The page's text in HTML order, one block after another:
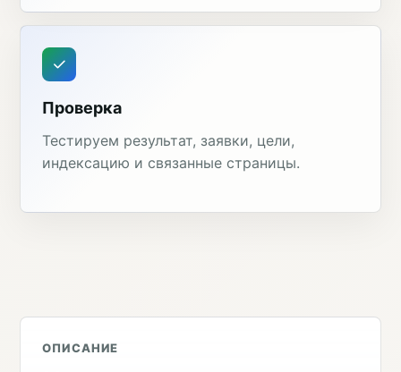
Проверка
Тестируем результат, заявки, цели,
индексацию и связанные страницы.
ОПИСАНИЕ